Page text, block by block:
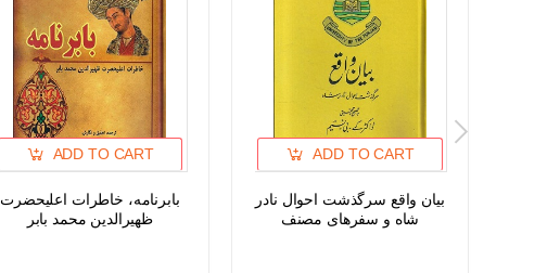
ADD TO CART
بابرنامه، خاطرات اعلیحضرت
ظهیرالدین محمد بابر
ADD TO CART
بیان واقع سرگذشت احوال نادر
شاه و سفرهای مصنف